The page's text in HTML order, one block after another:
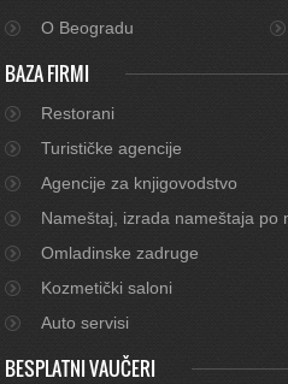
O Beogradu
BAZA FIRMI
Restorani
Turističke agencije
Agencije za knjigovodstvo
Nameštaj, izrada nameštaja po
Omladinske zadruge
Kozmetički saloni
Auto servisi
BESPLATNI VAUČERI